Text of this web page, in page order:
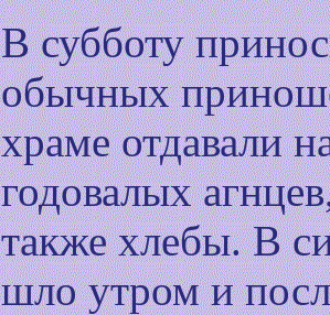
В субботу
обычных
храме отдавали
годовалых
также хлебы. В
шло утром и